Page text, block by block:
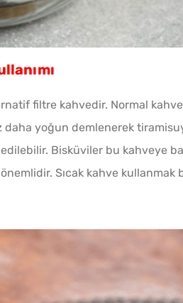
filtre kahvedir. Normal
daha yoğun demlenerek
Bisküviler bu kahveye
Sıcak kahve kullanmak